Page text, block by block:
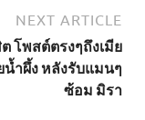
NEXT ARTICLE
ต โพสต์ตรงๆถึงเมีย
น้ำผึ้ง หลังรับแมนๆ
ซ้อม มิรา